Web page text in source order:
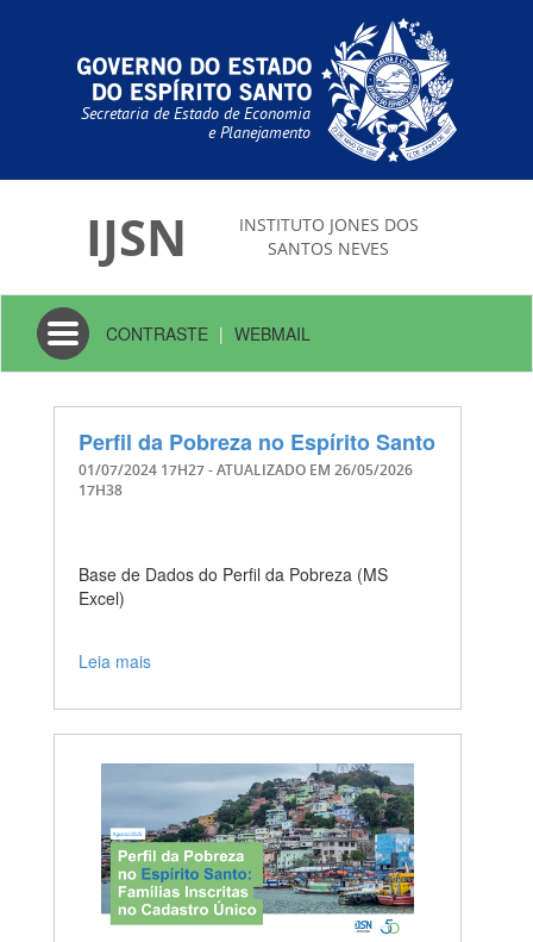
Secretaria de Estado de Economia
e Planejamento
IJSN
INSTITUTO JONES DOS
SANTOS NEVES
Toggle
navigation
CONTRASTE | WEBMAIL
Perfil da Pobreza no Espírito Santo
01/07/2024 17H27- ATUALIZADO EM 26/05/2026
17H38
Base de Dados do Perfil da Pobreza (MS
Excel)
Leia mais